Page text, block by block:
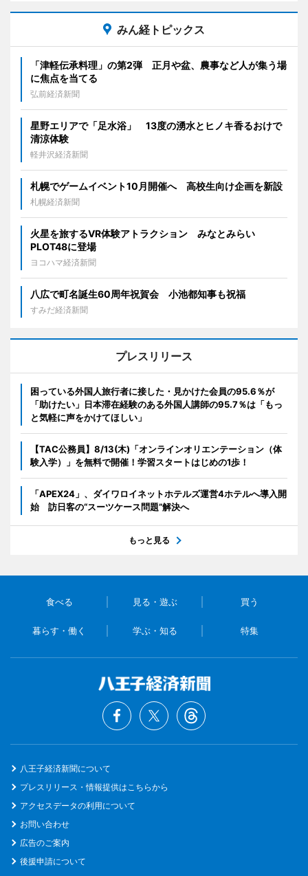
みん経トピックス
「津軽伝承料理」の第2弾 正月や盆、農事など人が集う場
に焦点を当てる
弘前経済新聞
星野エリアで「足水浴」 13度の湧水とヒノキ香るおけで
清涼体験
軽井沢経済新聞
札幌でゲームイベント10月開催へ 高校生向け企画を新設
札幌経済新聞
火星を旅するVR体験アトラクション みなとみらい
PLOT48に登場
ヨコハマ経済新聞
八広で町名誕生60周年祝賀会 小池都知事も祝福
すみだ経済新聞
プレスリリース
困っている外国人旅行者に接した・見かけた会員の95.6％が
「助けたい」日本滞在経験のある外国人講師の95.7％は「もっ
と気軽に声をかけてほしい」
【TAC公務員】8/13(木)「オンラインオリエンテーション（体
験入学）」を無料で開催！学習スタートはじめの1歩！
「APEX24」、ダイワロイネットホテルズ運営4ホテルへ導入開
始 訪日客の“スーツケース問題”解決へ
もっと見る
食べる 見る・遊ぶ 買う
暮らす・働く 学ぶ・知る 特集
八王子経済新聞について
プレスリリース・情報提供はこちらから
アクセスデータの利用について
お問い合わせ
広告のご案内
後援申請について